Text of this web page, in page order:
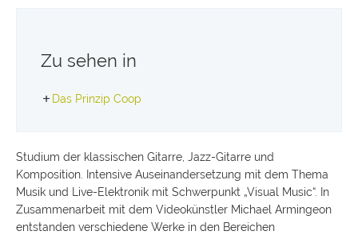
Zu sehen in
Das Prinzip Coop
Studium der klassischen Gitarre, Jazz-Gitarre und
Komposition. Intensive Auseinandersetzung mit dem Thema
Musik und Live-Elektronik mit Schwerpunkt „Visual Music“. In
Zusammenarbeit mit dem Videokünstler Michael Armingeon
entstanden verschiedene Werke in den Bereichen